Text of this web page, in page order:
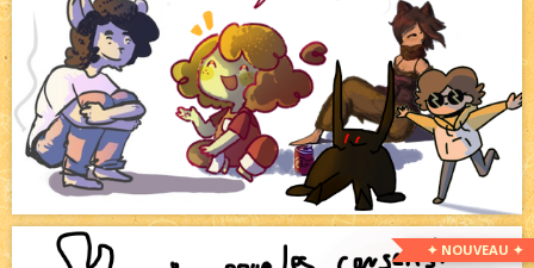
✦ NOUVEAU ✦